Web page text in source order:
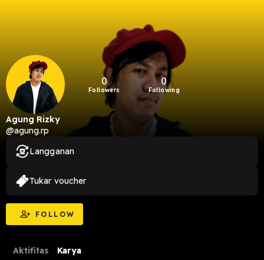
0
Followers
0
Following
Agung Rizky
@agung.rp
FOLLOW
Langganan
Tukar voucher
Aktifitas Karya